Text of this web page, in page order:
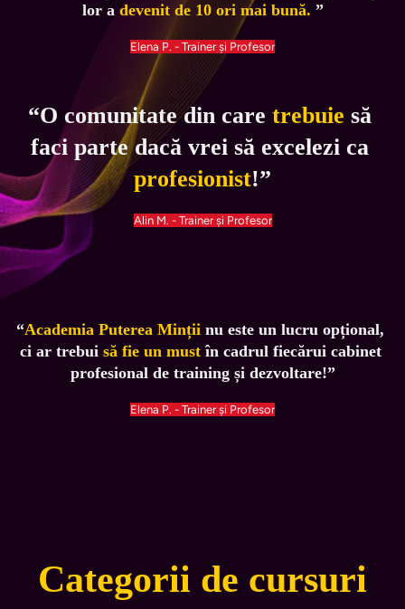
“O comunitate din care trebuie să
faci parte dacă vrei să excelezi ca
profesionist!”
Alin M. - Trainer și Profesor
lor a devenit de 10 ori mai bună. ”
Elena P. - Trainer și Profesor
“Academia Puterea Minții nu este un lucru opțional,
ci ar trebui să fie un must în cadrul fiecărui cabinet
profesional de training și dezvoltare!”
Elena P. - Trainer și Profesor
Categorii de cursuri